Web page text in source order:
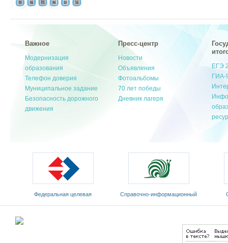
Важное
Модернизация
образования
Телефон доверия
Муниципальное задание
Безопасность дорожного
движения
Пресс-центр
Новости
Объявления
Фотоальбомы
70 лет победы
Дневник лагеря
ЕГЭ
ГИА-
Федеральная целевая
программа развития
Cправочно-информационный
портал «Русский язык»